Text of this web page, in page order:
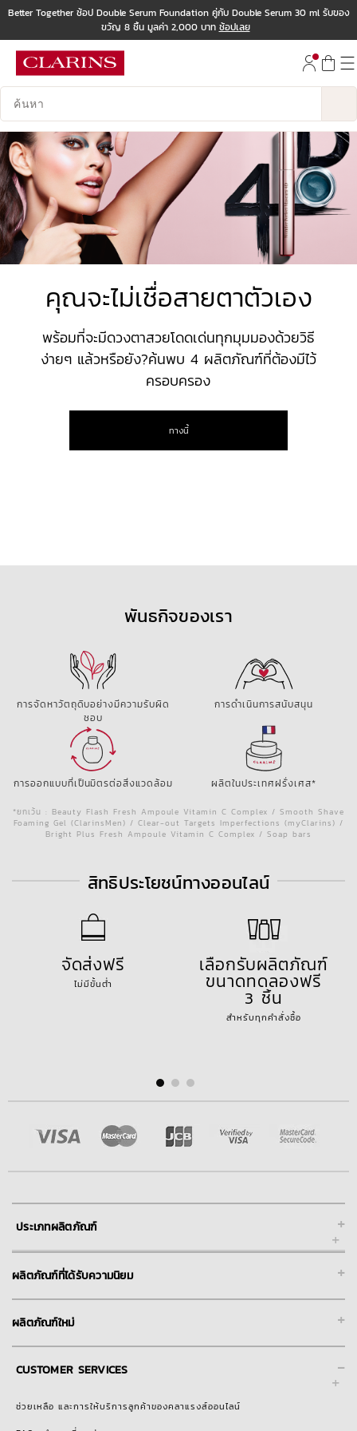
ไปที่ส่วนท้าย
Better Together ช้อป Double Serum Foundation คู่กับ Double Serum 30 ml รับของ
ขวัญ 8 ชิ้น มูลค่า 2,000 บาท ช้อปเลย
บันทึกข้อมูลค้นหา
คุณจะไม่เชื่อสายตาตัวเอง
พร้อมที่จะมีดวงตาสวยโดดเด่นทุกมุมมองด้วยวิธี
ง่ายๆ แล้วหรือยัง?ค้นพบ 4 ผลิตภัณฑ์ที่ต้องมีไว้
ครอบครอง
ทางนี้
พันธกิจของเรา
การจัดหาวัตถุดิบอย่างมีความรับผิด
ชอบ
การดำเนินการสนับสนุน
การออกแบบที่เป็นมิตรต่อสิ่งแวดล้อม ผลิตในประเทศฝรั่งเศส*
*ยกเว้น : Beauty Flash Fresh Ampoule Vitamin C Complex / Smooth Shave
Foaming Gel (ClarinsMen) / Clear-out Targets Imperfections (myClarins) /
Bright Plus Fresh Ampoule Vitamin C Complex / Soap bars
สิทธิประโยชน์ทางออนไลน์
จัดส่งฟรี
ไม่มีขั้นต่ำ
เลือกรับผลิตภัณฑ์
ขนาดทดลองฟรี
3 ชิ้น
สำหรับทุกคำสั่งซื้อ
+
ประเภทผลิตภัณฑ์
+
ผลิตภัณฑ์ที่ได้รับความนิยม
+
ผลิตภัณฑ์ใหม่
-
CUSTOMER SERVICES
ช่วยเหลือ และการให้บริการลูกค้าของคลาแรงส์ออนไลน์